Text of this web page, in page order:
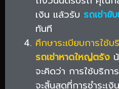
เงิน แล้วรับ รถเช่าขั
ทันที
ศึกษาระเบียบการใช้บ
รถเช่าหาดใหญ่ตรัง
จะคิดว่า การใช้บริก
จะสิ้นสุดที่การชำระเ